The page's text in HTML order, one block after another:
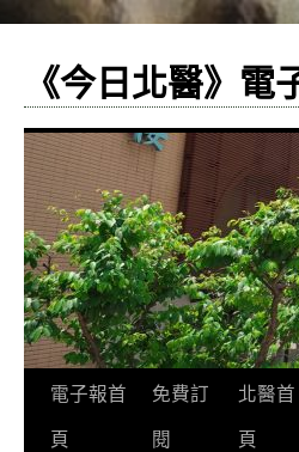
《今日北醫》電
跳
至
電子報首
頁
免費訂
閱
北醫首
頁